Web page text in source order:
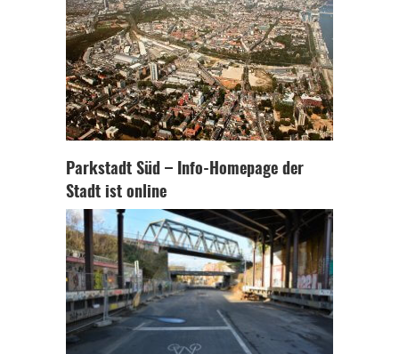
Parkstadt Süd – Info-Homepage der
Stadt ist online